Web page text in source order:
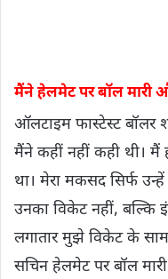
मैंने हेलमेट पर बॉल मारी
ऑलटाइम फास्टेस्ट
मैंने कहीं नहीं कही थी। मैं
था। मेरा मकसद सिर्फ
उनका विकेट नहीं, बल्कि
लगातार मुझे विकेट के
सचिन हेलमेट पर बॉल